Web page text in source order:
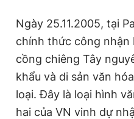
Đọc Thanh Niên trên
Ngày 25.11.2005, tại
chính thức công nhận
cồng chiêng Tây
khẩu và di sản văn
loại. Đây là loại hình
hai của VN vinh dự